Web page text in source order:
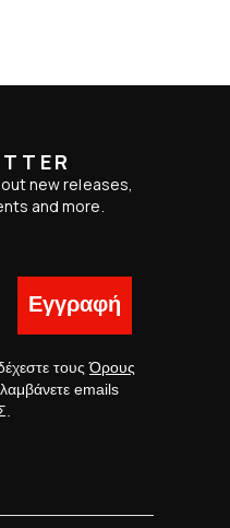
new releases,
and more.
Εγγραφή
τουςΌρους
λαμβάνετε emails